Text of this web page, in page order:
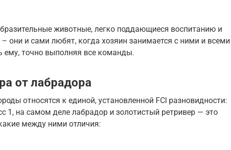
животные, легко поддающиеся воспитанию и
они и сами любят, когда хозяин занимается с ними и всеми
ему, точно выполняя все команды.
от лабрадора
относятся к единой, установленной FCI разновидности:
1, на самом деле лабрадор и золотистый ретривер — это
между ними отличия: